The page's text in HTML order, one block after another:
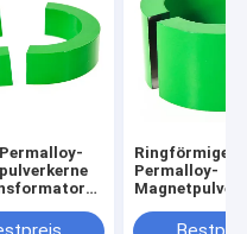
Ringförmige
Permalloy-